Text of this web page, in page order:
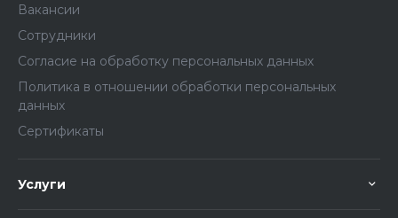
Вакансии
Сотрудники
Согласие на обработку персональных данных
Политика в отношении обработки персональных
данных
Сертификаты
Услуги